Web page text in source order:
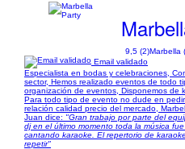
9,5 (2)Marbella
Email validado
Especialista en bodas y celebraciones,
sector, Hemos realizado eventos de todo
organización de eventos, Disponemos de
Para todo tipo de evento no dude en
relación calidad precio del mercado,
Juan dice: "Gran trabajo por parte del
dj en el último momento toda la música
cantando karaoke. El repertorio de
repetir"